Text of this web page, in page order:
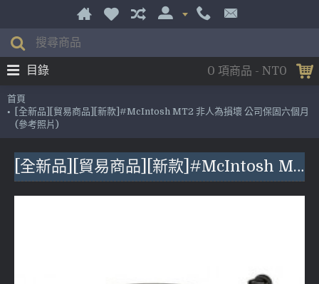
0 項商品 - NT0
目錄
首頁
[全新品][貿易商品][新款]#McIntosh MT2 非人為損壞 公司保固六個月
(參考照片)
[全新品][貿易商品][新款]#McIntosh MT2 非人為損壞 公司保固六個月 (參考照片)